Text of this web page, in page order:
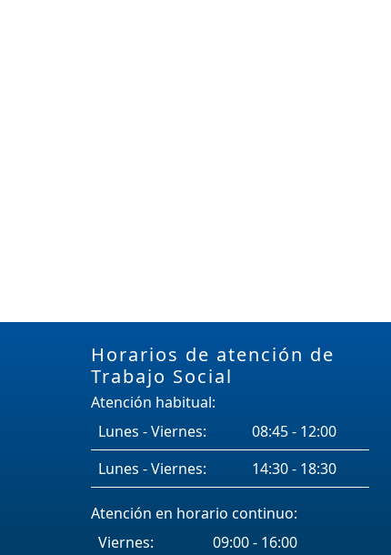
Horarios de atención de
Trabajo Social
Atención habitual:
Lunes - Viernes:
08:45 - 12:00
Lunes - Viernes:
14:30 - 18:30
Atención en horario continuo:
Viernes:
09:00 - 16:00